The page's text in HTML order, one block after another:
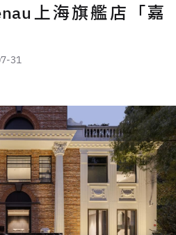
上海旗艦店「嘉
31